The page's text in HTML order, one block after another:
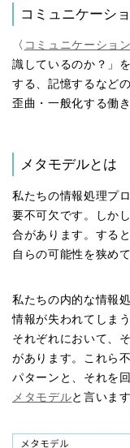
コミュニケーシ
〈 コミュニケーショ
識しているのか？」
する、記憶するなど
歪曲・一般化する働
メタモデルとは
私たちの情報処理プ
要不可欠です。しか
合があります。する
自らの可能性を狭め
私たちの内的な情報
情報が失われてしま
それぞれにおいて、
があります。これら
パターンと、それを
メタモデルと言います